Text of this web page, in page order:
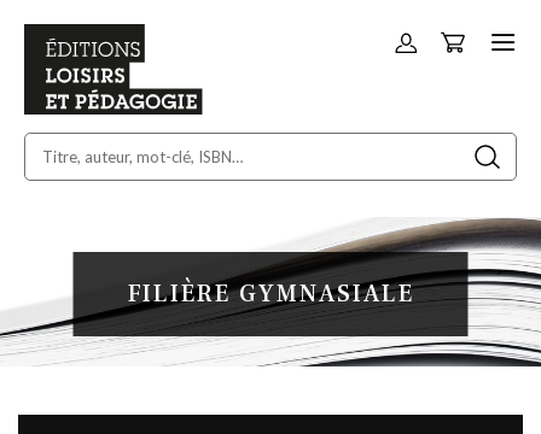
Allez
Panier
FILIÈRE GYMNASIALE